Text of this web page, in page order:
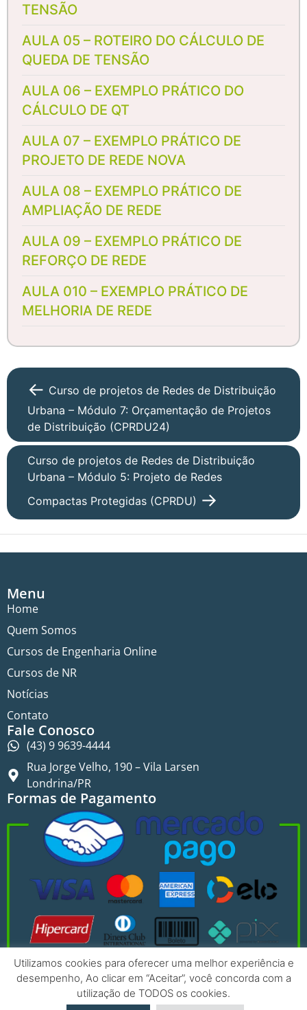
TENSÃO
AULA 05 – ROTEIRO DO CÁLCULO DE
QUEDA DE TENSÃO
AULA 06 – EXEMPLO PRÁTICO DO
CÁLCULO DE QT
AULA 07 – EXEMPLO PRÁTICO DE
PROJETO DE REDE NOVA
AULA 08 – EXEMPLO PRÁTICO DE
AMPLIAÇÃO DE REDE
AULA 09 – EXEMPLO PRÁTICO DE
REFORÇO DE REDE
AULA 010 – EXEMPLO PRÁTICO DE
MELHORIA DE REDE
Curso de projetos de Redes de Distribuição
Urbana – Módulo 7: Orçamentação de Projetos
de Distribuição (CPRDU24)
Curso de projetos de Redes de Distribuição
Urbana – Módulo 5: Projeto de Redes
Compactas Protegidas (CPRDU)
Menu
Home
Quem Somos
Cursos de Engenharia Online
Cursos de NR
Notícias
Contato
Fale Conosco
(43) 9 9639-4444
Rua Jorge Velho, 190 – Vila Larsen
Londrina/PR
Formas de Pagamento
Utilizamos cookies para oferecer uma melhor experiência e
desempenho, Ao clicar em “Aceitar”, você concorda com a
utilização de TODOS os cookies.